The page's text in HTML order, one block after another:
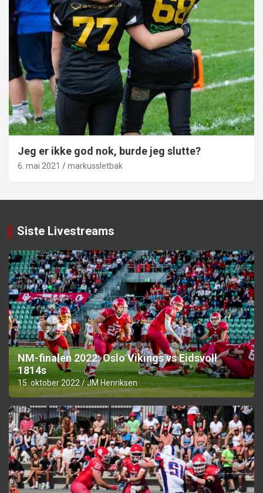
Jeg er ikke god nok, burde jeg slutte?
6. mai 2021 markussletbak
Siste Livestreams
NM-finalen 2022: Oslo Vikings vs Eidsvoll
1814s
15. oktober 2022 JM Henriksen